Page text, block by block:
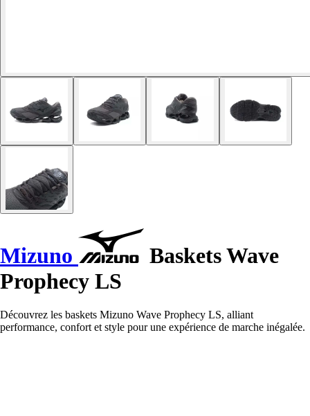
Mizuno
Baskets Wave
Prophecy LS
Découvrez les baskets Mizuno Wave Prophecy LS, alliant
performance, confort et style pour une expérience de marche inégalée.